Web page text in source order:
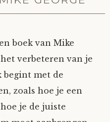
boek van Mike
verbeteren van je
begint met de
zoals hoe je een
je de juiste